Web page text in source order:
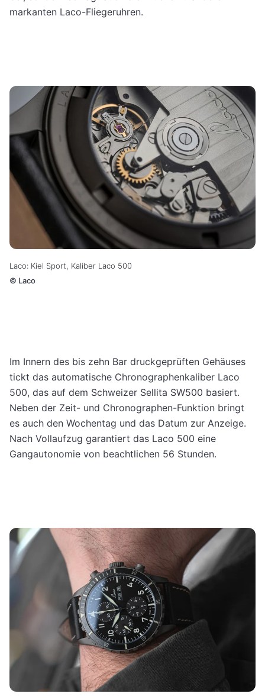
markanten Laco-Fliegeruhren.
Laco: Kiel Sport, Kaliber Laco 500
© Laco
Im Innern des bis zehn Bar druckgeprüften Gehäuses
tickt das automatische Chronographenkaliber Laco
500, das auf dem Schweizer Sellita SW500 basiert.
Neben der Zeit- und Chronographen-Funktion bringt
es auch den Wochentag und das Datum zur Anzeige.
Nach Vollaufzug garantiert das Laco 500 eine
Gangautonomie von beachtlichen 56 Stunden.